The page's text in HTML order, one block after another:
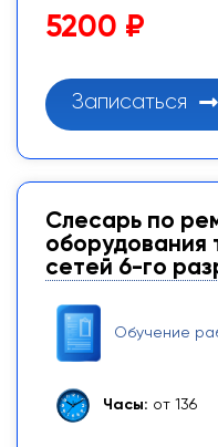
5200 ₽
Записаться
Слесарь по
оборудования
сетей 6-го
Обучение
Часы: от 136